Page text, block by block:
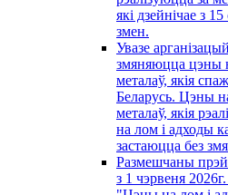
які дзейнічае з
змен.
Увазе
змяняюцца цэны
металаў, якія
Беларусь. Цэны
металаў, якія
на лом і адходы
застаюцца без
Размешчаны
з 1 чэрвеня